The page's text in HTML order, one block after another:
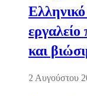
εργαλείο
και
2 Αυγούστου